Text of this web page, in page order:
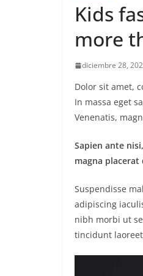
Kids
more
diciembre 28,
Dolor sit amet,
In massa eget
Venenatis,
Sapien ante
magna placerat
Suspendisse
adipiscing
nibh morbi ut
tincidunt